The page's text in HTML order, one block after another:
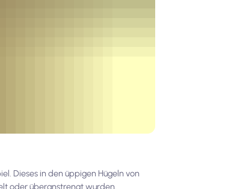
Dieses in den üppigen Hügeln von
oder überanstrengt wurden.